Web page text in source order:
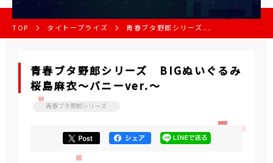
TOP タイトープライズ 青春ブタ野郎シリーズ...
青春ブタ野郎シリーズ BIGぬいぐるみ
桜島麻衣～バニーver.～
青春ブタ野郎シリーズ